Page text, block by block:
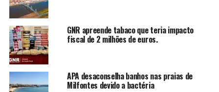
GNR apreende tabaco que teria impacto
fiscal de 2 milhões de euros.
APA desaconselha banhos nas praias de
Milfontes devido a bactéria